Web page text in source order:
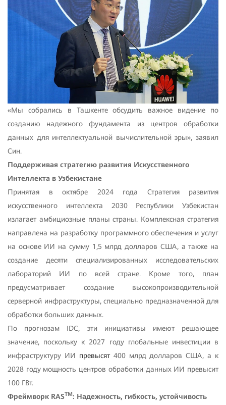
«Мы собрались в Ташкенте обсудить важное видение по
созданию надежного фундамента из центров обработки
данных для интеллектуальной вычислительной эры», заявил
Син.
Поддерживая стратегию развития Искусственного
Интеллекта в Узбекистане
Принятая в октябре 2024 года Стратегия развития
искусственного интеллекта 2030 Республики Узбекистан
излагает амбициозные планы страны. Комплексная стратегия
направлена ​​на разработку программного обеспечения и услуг
на основе ИИ на сумму 1,5 млрд долларов США, а также на
создание десяти специализированных исследовательских
лабораторий ИИ по всей стране. Кроме того, план
предусматривает создание высокопроизводительной
серверной инфраструктуры, специально предназначенной для
обработки больших данных.
По прогнозам IDC, эти инициативы имеют решающее
значение, поскольку к 2027 году глобальные инвестиции в
инфраструктуру ИИ превысят400 млрд долларов США, а к
2028 году мощность центров обработки данных ИИ превысит
100 ГВт.
Фреймворк RASTM: Надежность, гибкость, устойчивость